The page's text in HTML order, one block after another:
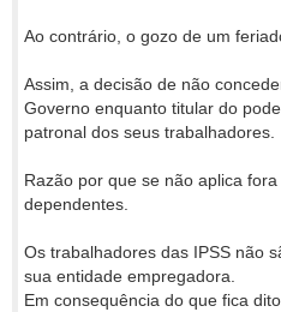
Ao contrário, o gozo de um
Assim, a decisão de não
Governo enquanto titular do
patronal dos seus trabalhadores.
Razão por que se não aplica
dependentes.
Os trabalhadores das IPSS não
sua entidade empregadora.
Em consequência do que fica